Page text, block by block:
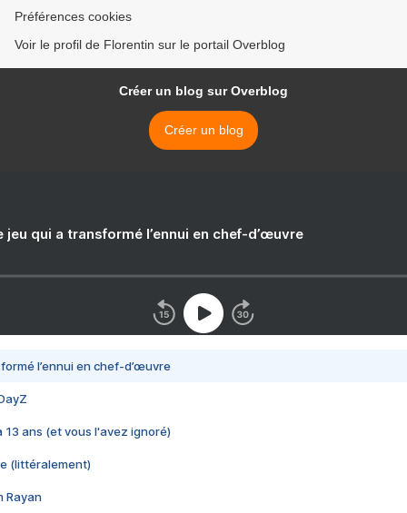
Préférences cookies
Voir le profil de Florentin sur le portail Overblog
Créer un blog sur Overblog
Créer un blog
jeu qui a transformé l’ennui en chef-d’œuvre
l’ennui en chef-d’œuvre
13 ans (et vous l'avez ignoré)
(littéralement)
Rayan